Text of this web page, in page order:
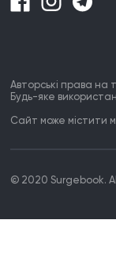
Авторські права на
Будь-яке
Сайт може містити
© 2020 Surgebook.